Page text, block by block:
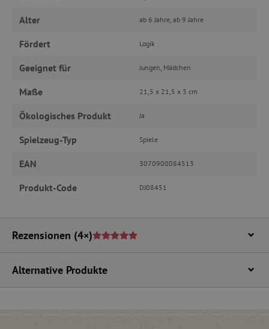
Alter ab 6 Jahre, ab 9 Jahre
Fördert Logik
Geeignet für Jungen, Mädchen
Maße 21,5 x 21,5 x 3 cm
Ökologisches Produkt Ja
Spielzeug-Typ Spiele
EAN 3070900084513
Produkt-Code DJ08451
Rezensionen (4×)
Alternative Produkte
.agathaswelt.de